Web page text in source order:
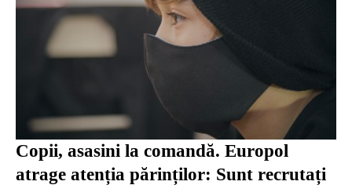
Copii, asasini la comandă. Europol
atrage atenția părinților: Sunt recrutați